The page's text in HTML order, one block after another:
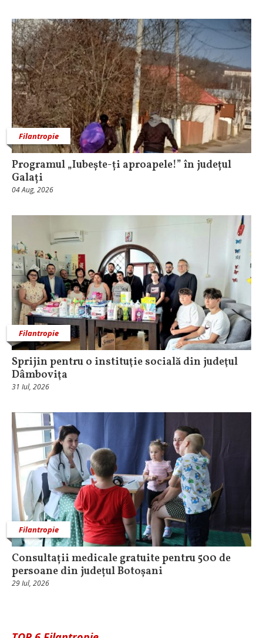
Filantropie
Programul „Iubește-ți aproapele!” în județul
Galați
04 Aug, 2026
Filantropie
Sprijin pentru o instituţie socială din judeţul
Dâmboviţa
31 Iul, 2026
Filantropie
Consultații medicale gratuite pentru 500 de
persoane din județul Botoșani
29 Iul, 2026